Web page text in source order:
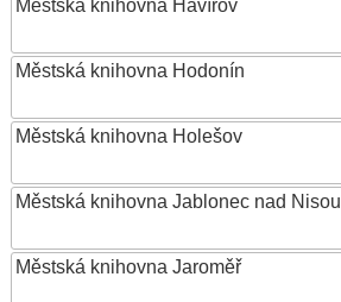
Městská knihovna Havířov
Městská knihovna Hodonín
Městská knihovna Holešov
Městská knihovna Jablonec nad Nisou
Městská knihovna Jaroměř